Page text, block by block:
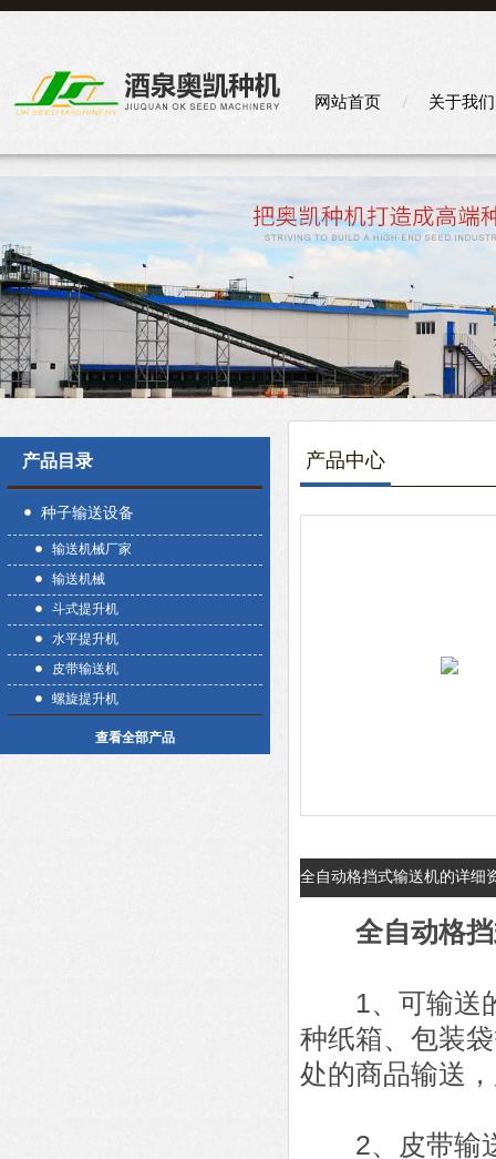
网站首页 关于我们
产品目录
种子输送设备
输送机械厂家
输送机械
斗式提升机
水平提升机
皮带输送机
螺旋提升机
查看全部产品
产品中心
全自动格挡式输送机的详细
全自动格
1、可输送的
种纸箱、包装
处的商品输送
2、皮带输送